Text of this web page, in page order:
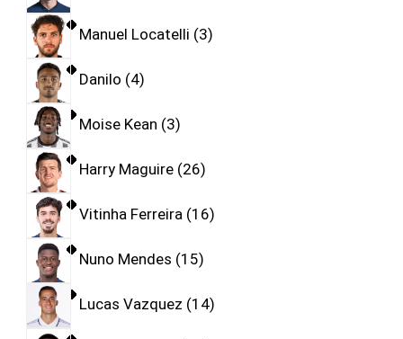
Manuel Locatelli 3
Danilo 4
Moise Kean 3
Harry Maguire 26
Vitinha Ferreira 16
Nuno Mendes 15
Lucas Vazquez 14